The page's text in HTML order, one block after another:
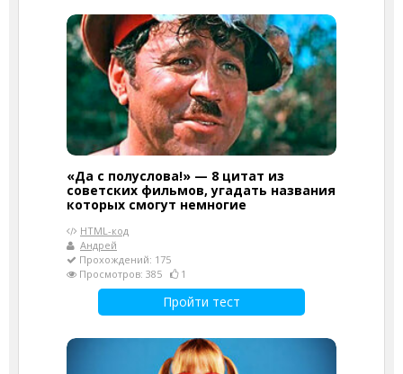
«Да с полуслова!» — 8 цитат из
советских фильмов, угадать названия
которых смогут немногие
HTML-код
Андрей
Прохождений: 175
Просмотров: 385
1
Пройти тест